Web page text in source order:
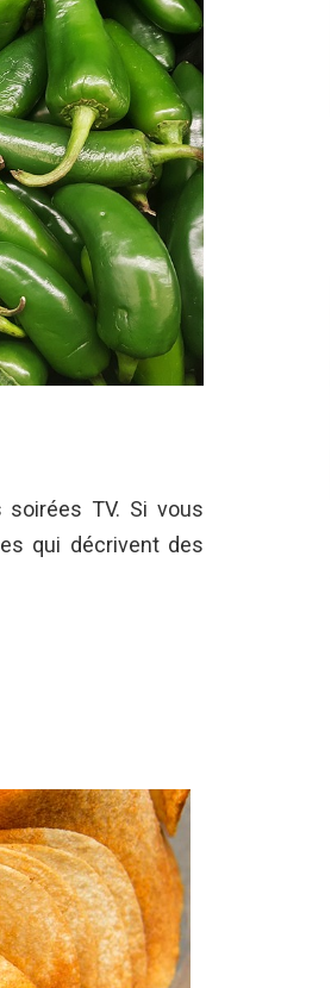
TV. Si vous
qui décrivent des